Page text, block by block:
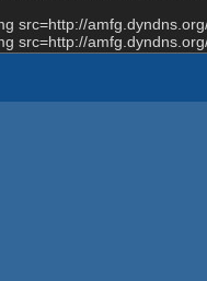
src=http://
src=http://